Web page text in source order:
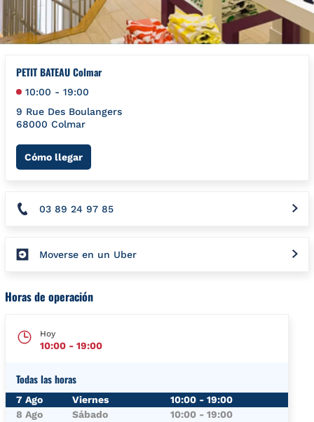
PETIT BATEAU Colmar
10:00 - 19:00
9 Rue Des Boulangers
68000 Colmar
Cómo llegarLink Opens in New Tab
03 89 24 97 85
Moverse en un Uber
Horas de operación
Hoy
10:00 - 19:00
Todas las horas
Día de la semanaHorario
7 Ago Viernes 10:00 - 19:00
8 Ago
Sábado 10:00 - 19:00